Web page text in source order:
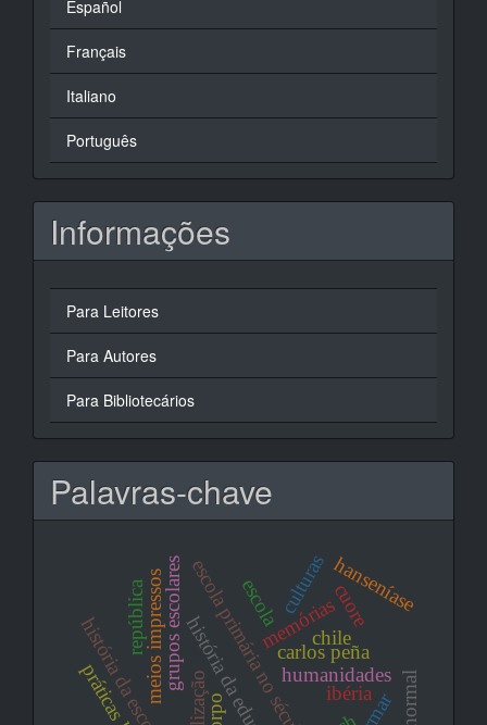
Español
Français
Italiano
Português
Informações
Para Leitores
Para Autores
Para Bibliotecários
Palavras-chave
escola primária no século xx
grupos escolares memórias
carlos peña
humanidades
chile
história da educação
meios impressos
história da escola
cuore
hanseníase
república escola culturas
ibéria